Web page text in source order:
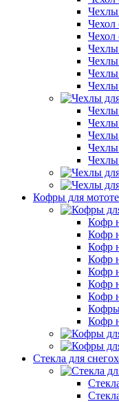
Чехлы
Чехол
Чехол
Чехлы
Чехлы
Чехлы
Чехлы
Чехлы
Чехлы
Чехлы
Чехлы
Кофры для
Кофр
Кофр
Кофр
Кофр
Кофр
Кофр
Кофр
Кофры
Кофр
Стекла для